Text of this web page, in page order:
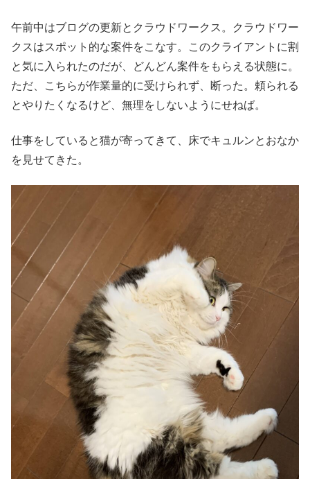
午前中はブログの更新とクラウドワークス。クラウドワー
クスはスポット的な案件をこなす。このクライアントに割
と気に入られたのだが、どんどん案件をもらえる状態に。
ただ、こちらが作業量的に受けられず、断った。頼られる
とやりたくなるけど、無理をしないようにせねば。
仕事をしていると猫が寄ってきて、床でキュルンとおなか
を見せてきた。